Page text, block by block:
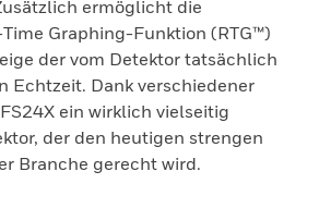
ermöglicht die
Graphing-Funktion (RTG™)
der vom Detektor tatsächlich
Echtzeit. Dank verschiedener
ein wirklich vielseitig
der den heutigen strengen
Branche gerecht wird.